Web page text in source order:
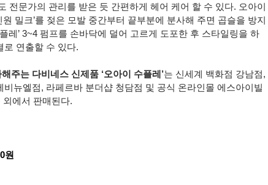
전문가의 관리를 받은 듯 간편하게 헤어 케어 할 수 있다. 오아이
원 밀크’를 젖은 모발 중간부터 끝부분에 분사해 주면 곱슬을 방지
레’ 3~4 펌프를 손바닥에 덜어 고르게 도포한 후 스타일링을 하
로 연출할 수 있다.
주는 다비네스 신제품 ‘오아이 수플레’는 신세계 백화점 강남점,
뉴엘점, 라페르바 분더샵 청담점 및 공식 온라인몰 에스아이빌
외에서 판매된다.
원